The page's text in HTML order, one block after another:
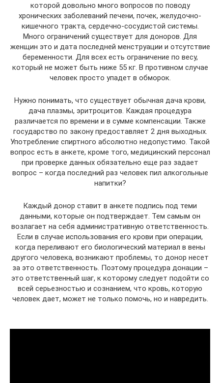
которой довольно много вопросов по поводу
хронических заболеваний печени, почек, желудочно-
кишечного тракта, сердечно-сосудистой системы.
Много ограничений существует для доноров. Для
женщин это и дата последней менструации и отсутствие
беременности. Для всех есть ограничение по весу,
который не может быть ниже 55 кг. В противном случае
человек просто упадет в обморок.
Нужно понимать, что существует обычная дача крови,
дача плазмы, эритроцитов. Каждая процедура
различается по времени и в сумме компенсации. Также
государство по закону предоставляет 2 дня выходных.
Употребление спиртного абсолютно недопустимо. Такой
вопрос есть в анкете, кроме того, медицинский персонал
при проверке данных обязательно еще раз задает
вопрос – когда последний раз человек пил алкогольные
напитки?
Каждый донор ставит в анкете подпись под теми
данными, которые он подтверждает. Тем самым он
возлагает на себя административную ответственность.
Если в случае использования его крови при операции,
когда переливают его биологический материал в вены
другого человека, возникают проблемы, то донор несет
за это ответственность. Поэтому процедура донации –
это ответственный шаг, к которому следует подойти со
всей серьезностью и сознанием, что кровь, которую
человек дает, может не только помочь, но и навредить.